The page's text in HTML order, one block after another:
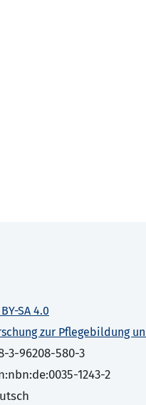
BY-SA 4.0
zur Pflegebildung
3-96208-580-3
1243-2